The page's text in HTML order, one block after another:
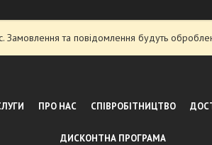
Замовлення та повідомлення будуть
ПРО НАС СПІВРОБІТНИЦТВО
ДИСКОНТНА ПРОГРАМА